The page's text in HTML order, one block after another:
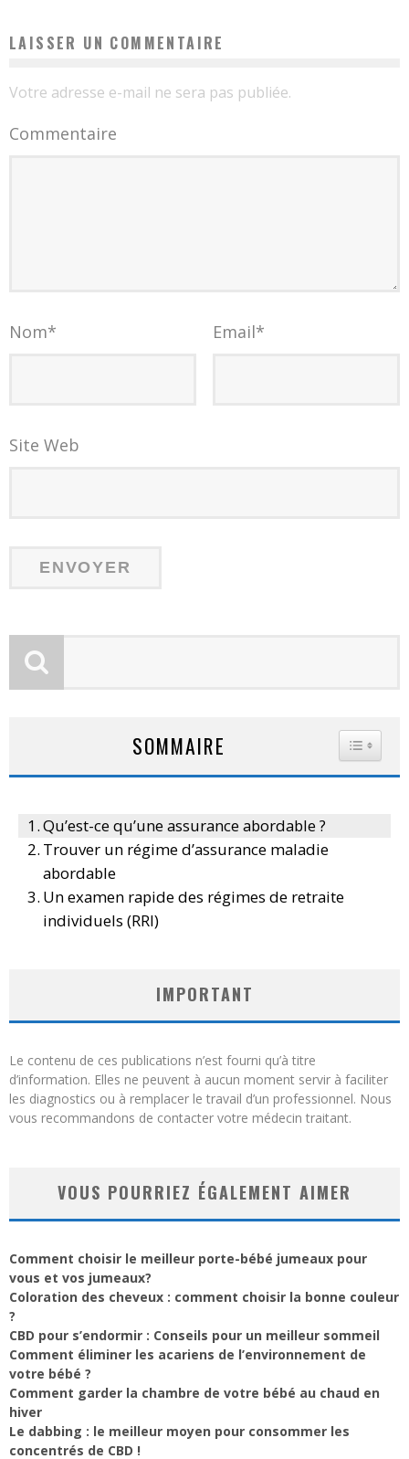
LAISSER UN COMMENTAIRE
Votre adresse e-mail ne sera pas publiée.
Commentaire
Nom* Email*
Site Web
SOMMAIRE
Qu’est-ce qu’une assurance abordable ?
Trouver un régime d’assurance maladie
abordable
Un examen rapide des régimes de retraite
individuels (RRI)
IMPORTANT
Le contenu de ces publications n’est fourni qu’à titre
d’information. Elles ne peuvent à aucun moment servir à faciliter
les diagnostics ou à remplacer le travail d’un professionnel. Nous
vous recommandons de contacter votre médecin traitant.
VOUS POURRIEZ ÉGALEMENT AIMER
Comment choisir le meilleur porte-bébé jumeaux pour
vous et vos jumeaux?
Coloration des cheveux : comment choisir la bonne couleur
?
CBD pour s’endormir : Conseils pour un meilleur sommeil
Comment éliminer les acariens de l’environnement de
votre bébé ?
Comment garder la chambre de votre bébé au chaud en
hiver
Le dabbing : le meilleur moyen pour consommer les
concentrés de CBD !